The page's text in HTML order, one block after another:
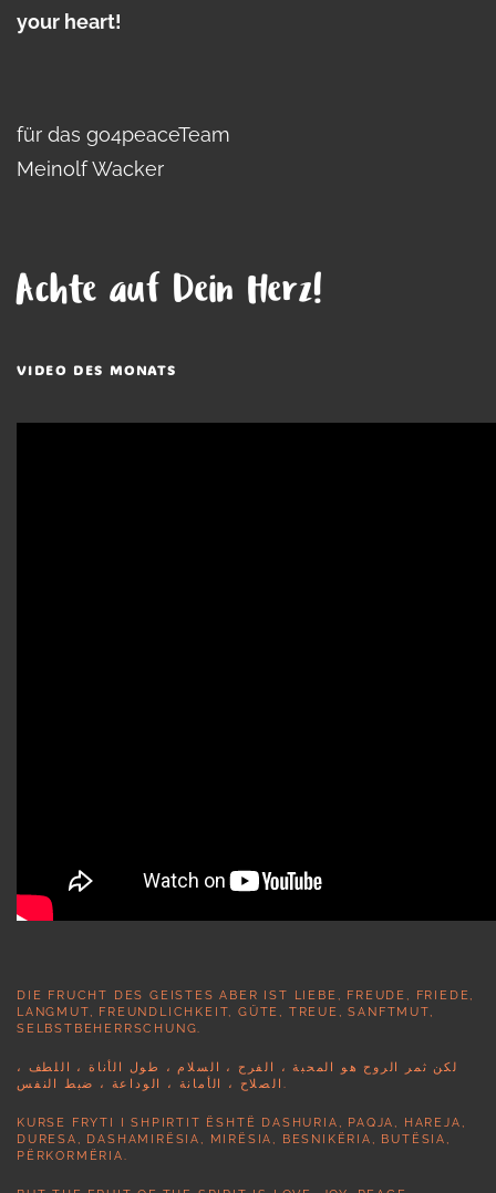
your heart!
für das go4peaceTeam
Meinolf Wacker
Achte auf Dein Herz!
VIDEO DES MONATS
DIE FRUCHT DES GEISTES ABER IST LIEBE, FREUDE, FRIEDE,
LANGMUT, FREUNDLICHKEIT, GÜTE, TREUE, SANFTMUT,
SELBSTBEHERRSCHUNG.
لكن ثمر الروح هو المحبة ، الفرح ، السلام ، طول الأناة ، اللطف ،
الصلاح ، الأمانة ، الوداعة ، ضبط النفس.
KURSE FRYTI I SHPIRTIT ËSHTË DASHURIA, PAQJA, HAREJA,
DURESA, DASHAMIRËSIA, MIRËSIA, BESNIKËRIA, BUTËSIA,
PËRKORMËRIA.